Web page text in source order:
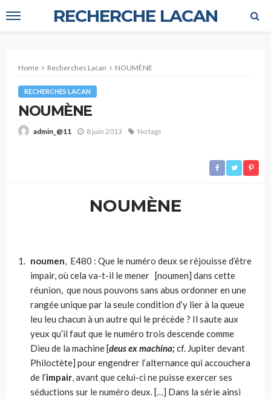
RECHERCHE LACAN
Home Recherches Lacan NOUMÈNE
RECHERCHES LACAN
NOUMÈNE
admin_@11 8 juin 2013 No tags
NOUMÈNE
noumen, E480 : Que le numéro deux se réjouisse d’être
impair, où cela va-t-il le mener [noumen] dans cette
réunion, que nous pouvons sans abus ordonner en une
rangée unique par la seule condition d’y lier à la queue
leu leu cha­cun à un autre qui le précède ? Il saute aux
yeux qu’il faut que le numé­ro trois descende comme
Dieu de la machine [deus ex machina; cf. Jupiter devant
Philoctète] pour engendrer l’alternance qui accouchera
de l’impair, avant que celui-ci ne puisse exercer ses
séductions sur le numéro deux. […] Dans la sé­rie ainsi